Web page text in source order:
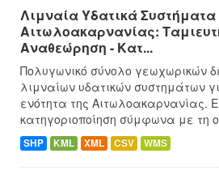
Λιμναία Υδατικά Συστήματα
Αιτωλοακαρνανίας:
Αναθεώρηση - Κατ...
Πολυγωνικό σύνολο γεωχωρικών
λιμναίων υδατικών συστημάτων
ενότητα της Αιτωλοακαρνανίας.
κατηγοριοποίηση σύμφωνα με τη
SHP KML XML CSV WMS